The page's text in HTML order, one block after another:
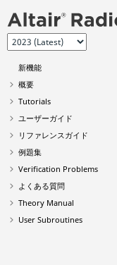
新機能
概要
Tutorials
ユーザーガイド
リファレンスガイド
例題集
Verification Problems
よくある質問
Theory Manual
User Subroutines